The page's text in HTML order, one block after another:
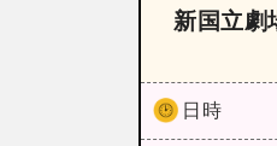
新国立劇
日時